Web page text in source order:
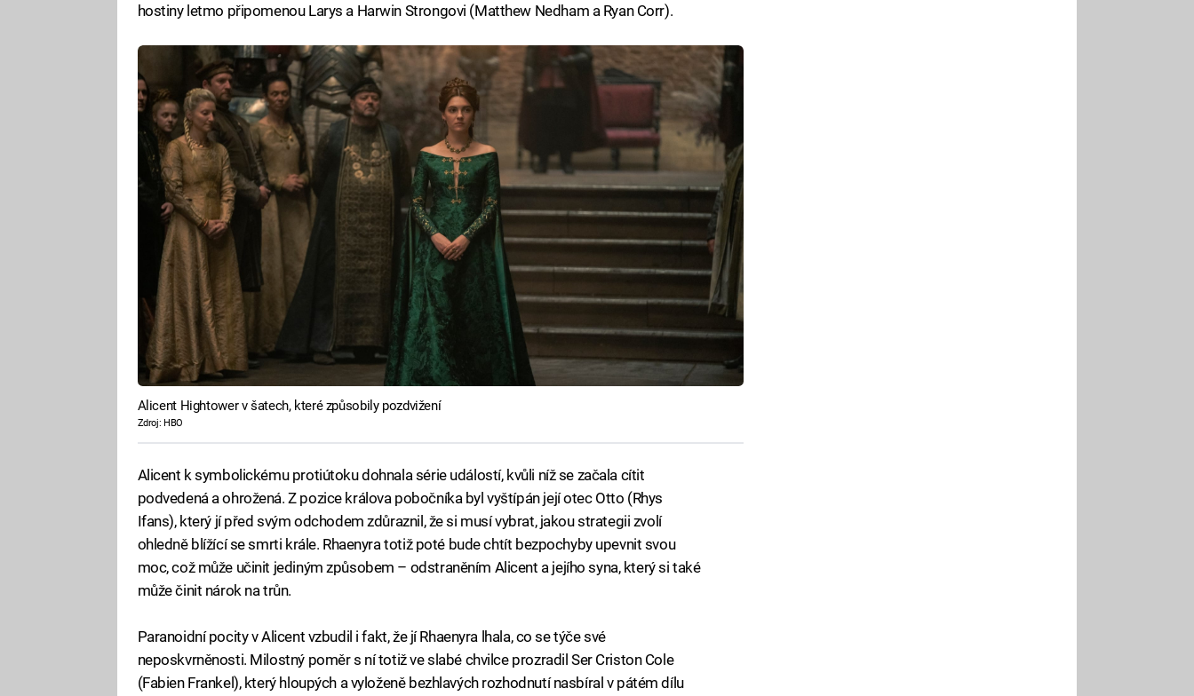
hostiny letmo připomenou Larys a Harwin Strongovi (Matthew Nedham a Ryan Corr).
Alicent Hightower v šatech, které způsobily pozdvižení
Zdroj: HBO
Alicent k symbolickému protiútoku dohnala série událostí, kvůli níž se začala cítit
podvedená a ohrožená. Z pozice králova pobočníka byl vyštípán její otec Otto (Rhys
Ifans), který jí před svým odchodem zdůraznil, že si musí vybrat, jakou strategii zvolí
ohledně blížící se smrti krále. Rhaenyra totiž poté bude chtít bezpochyby upevnit svou
moc, což může učinit jediným způsobem – odstraněním Alicent a jejího syna, který si také
může činit nárok na trůn.
Paranoidní pocity v Alicent vzbudil i fakt, že jí Rhaenyra lhala, co se týče své
neposkvrněnosti. Milostný poměr s ní totiž ve slabé chvilce prozradil Ser Criston Cole
(Fabien Frankel), který hloupých a vyloženě bezhlavých rozhodnutí nasbíral v pátém dílu